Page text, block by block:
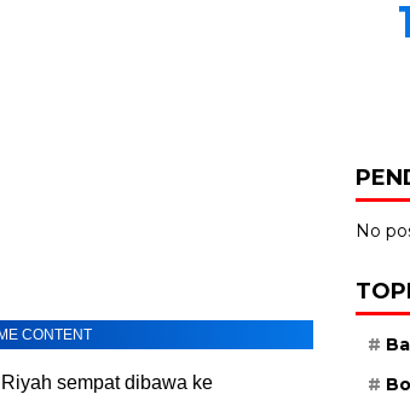
CONTENT
sempat dibawa ke
No